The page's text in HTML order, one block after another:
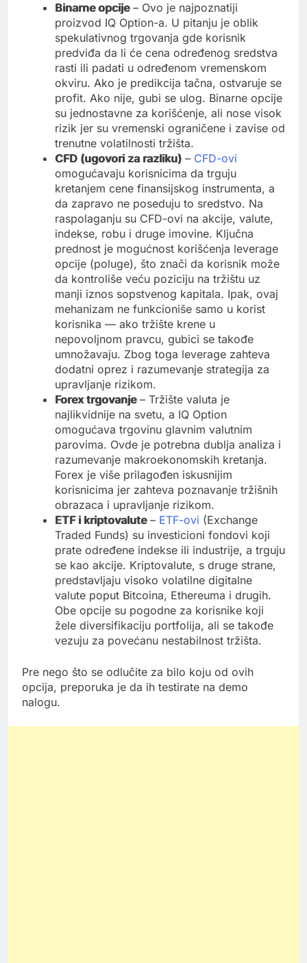
Binarne opcije– Ovo je najpoznatiji
proizvod IQ Option-a. U pitanju je oblik
spekulativnog trgovanja gde korisnik
predviđa da li će cena određenog sredstva
rasti ili padati u određenom vremenskom
okviru. Ako je predikcija tačna, ostvaruje se
profit. Ako nije, gubi se ulog. Binarne opcije
su jednostavne za korišćenje, ali nose visok
rizik jer su vremenski ograničene i zavise od
trenutne volatilnosti tržišta.
CFD (ugovori za razliku) – CFD-ovi
omogućavaju korisnicima da trguju
kretanjem cene finansijskog instrumenta, a
da zapravo ne poseduju to sredstvo. Na
raspolaganju su CFD-ovi na akcije, valute,
indekse, robu i druge imovine. Ključna
prednost je mogućnost korišćenja leverage
opcije (poluge), što znači da korisnik može
da kontroliše veću poziciju na tržištu uz
manji iznos sopstvenog kapitala. Ipak, ovaj
mehanizam ne funkcioniše samo u korist
korisnika — ako tržište krene u
nepovoljnom pravcu, gubici se takođe
umnožavaju. Zbog toga leverage zahteva
dodatni oprez i razumevanje strategija za
upravljanje rizikom.
Forex trgovanje– Tržište valuta je
najlikvidnije na svetu, a IQ Option
omogućava trgovinu glavnim valutnim
parovima. Ovde je potrebna dublja analiza i
razumevanje makroekonomskih kretanja.
Forex je više prilagođen iskusnijim
korisnicima jer zahteva poznavanje tržišnih
obrazaca i upravljanje rizikom.
ETF i kriptovalute– ETF-ovi (Exchange
Traded Funds) su investicioni fondovi koji
prate određene indekse ili industrije, a trguju
se kao akcije. Kriptovalute, s druge strane,
predstavljaju visoko volatilne digitalne
valute poput Bitcoina, Ethereuma i drugih.
Obe opcije su pogodne za korisnike koji
žele diversifikaciju portfolija, ali se takođe
vezuju za povećanu nestabilnost tržišta.
Pre nego što se odlučite za bilo koju od ovih
opcija, preporuka je da ih testirate na demo
nalogu.